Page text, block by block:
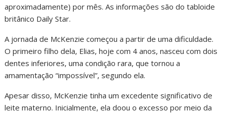
aproximadamente) por mês. As informações são do tabloide
britânico Daily Star.
A jornada de McKenzie começou a partir de uma dificuldade.
O primeiro filho dela, Elias, hoje com 4 anos, nasceu com dois
dentes inferiores, uma condição rara, que tornou a
amamentação “impossível”, segundo ela.
Apesar disso, McKenzie tinha um excedente significativo de
leite materno. Inicialmente, ela doou o excesso por meio da